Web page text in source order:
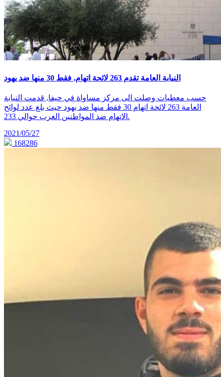
النيابة العامة تقدم 263 لائحة اتهام, فقط 30 منها ضد يهود
حسب معطيات وصلت الى مركز مساواة في حيفا, قدمت النيابة
العامة 263 لائحة اتهام 30 فقط منها ضد يهود حيث بلغ عدد لوائح
الاتهام ضد المواطنين العرب حوالي 233.
2021/05/27
168286